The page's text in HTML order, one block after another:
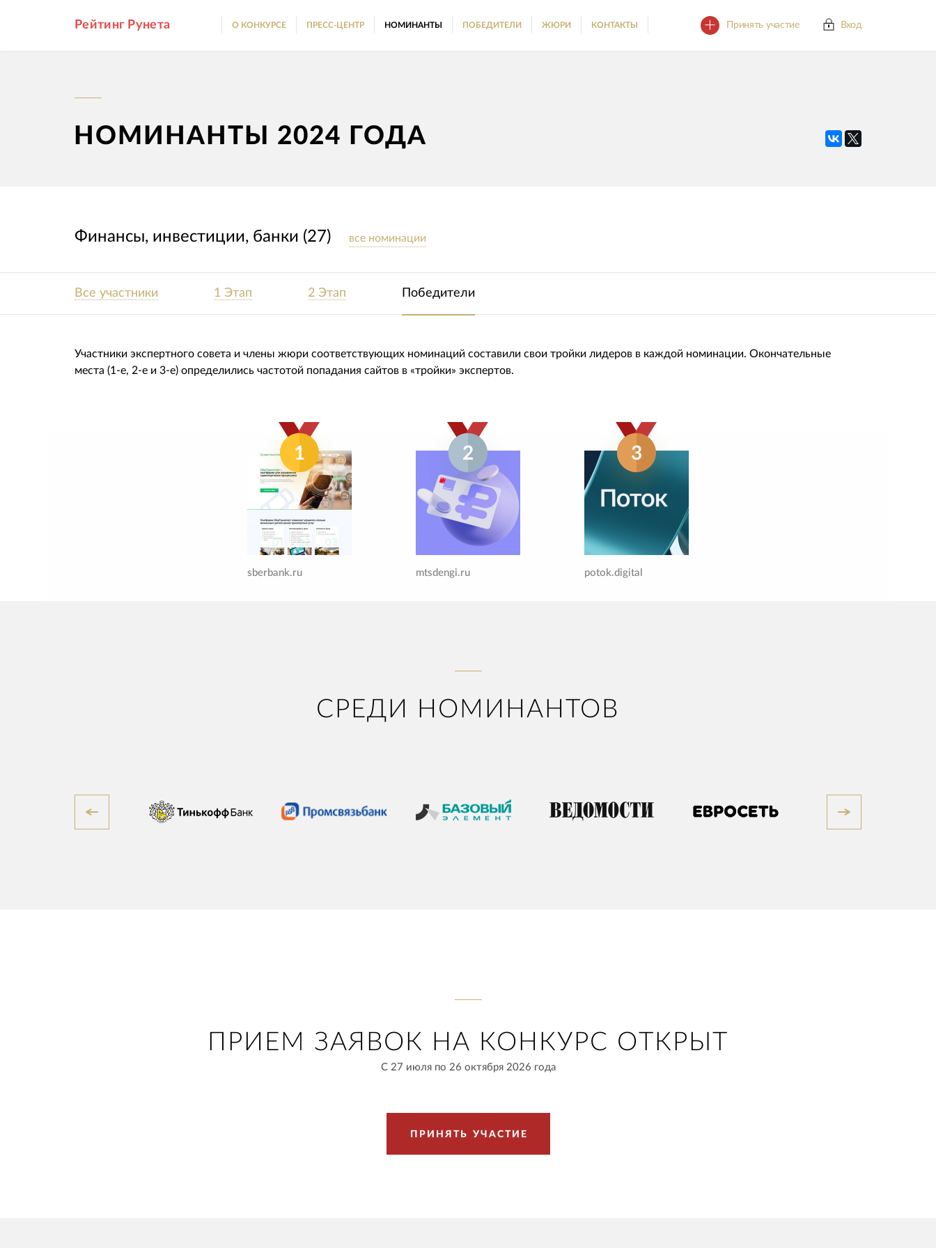
Принять участие Вход
Рейтинг Рунета О КОНКУРСЕ ПРЕСС-ЦЕНТР НОМИНАНТЫ ПОБЕДИТЕЛИ ЖЮРИ КОНТАКТЫ
НОМИНАНТЫ 2024 ГОДА
Финансы, инвестиции, банки (27) все номинации
Все участники 1 Этап 2 Этап Победители
Участники экспертного совета и члены жюри соответствующих номинаций составили свои тройки лидеров в каждой номинации. Окончательные
места (1-е, 2-е и 3-е) определились частотой попадания сайтов в «тройки» экспертов.
1
sberbank.ru
2
mtsdengi.ru
3
potok.digital
СРЕДИ НОМИНАНТОВ
ПРИЕМ ЗАЯВОК НА КОНКУРС ОТКРЫТ
С 27 июля по 26 октября 2026 года
П Р И Н Я Т Ь УЧ АСТ И Е